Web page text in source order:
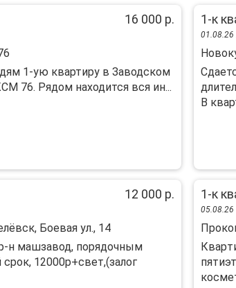
16 000 р.
1-ую квартиру в Заводском
76. Рядом находится вся ин...
1-к
01.08.26
B
12 000 р.
Боевая ул., 14
н машзавод, порядочным
12000р+свет,(залог
1-к
05.08.26